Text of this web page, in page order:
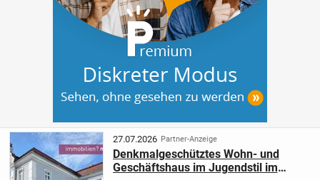
27.07.2026 Partner-Anzeige
Denkmalgeschütztes Wohn- und
Geschäftshaus im Jugendstil im